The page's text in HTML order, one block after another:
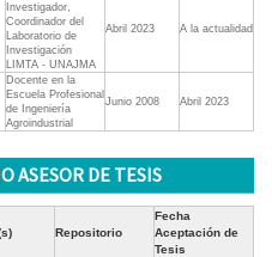
Investigador,
Coordinador del
Laboratorio de
Investigación
LIMTA - UNAJMA
Abril 2023 A la actualidad
Docente en la
Escuela Profesional
de Ingeniería
Agroindustrial
Junio 2008 Abril 2023
ASESOR DE TESIS
Repositorio
Fecha
Aceptación de
Tesis